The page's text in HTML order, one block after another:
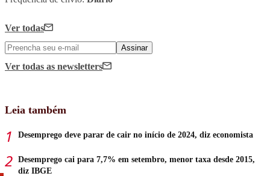
Ver todas
Assinar
Ver todas as newsletters
Leia também
Desemprego deve parar de cair no início de 2024, diz economista
Desemprego cai para 7,7% em setembro, menor taxa desde 2015,
diz IBGE